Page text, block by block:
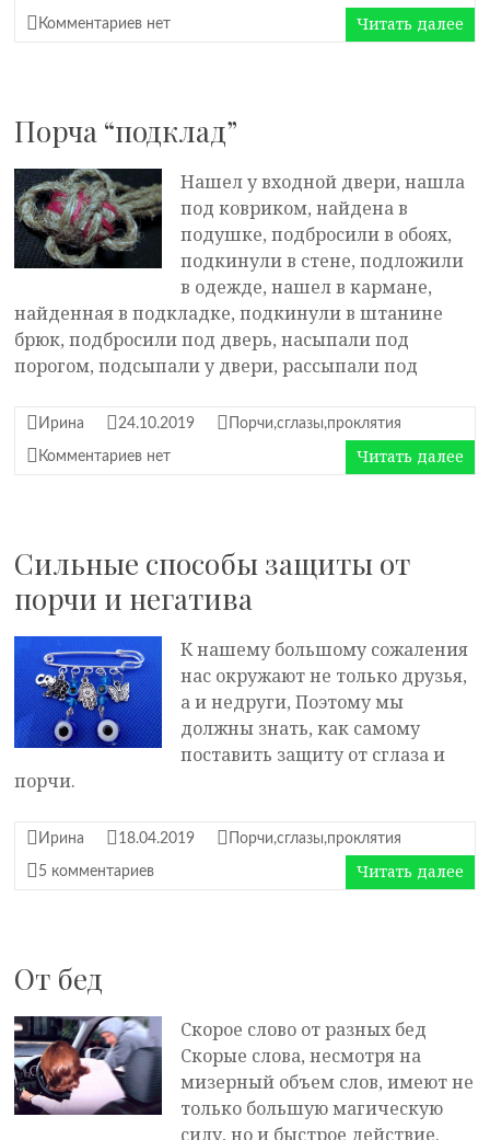
Комментариев нет Читать далее
Порча “подклад”
Нашел у входной двери, нашла
под ковриком, найдена в
подушке, подбросили в обоях,
подкинули в стене, подложили
в одежде, нашел в кармане,
найденная в подкладке, подкинули в штанине
брюк, подбросили под дверь, насыпали под
порогом, подсыпали у двери, рассыпали под
Ирина 24.10.2019 Порчи,сглазы,проклятия
Комментариев нет Читать далее
Сильные способы защиты от
порчи и негатива
К нашему большому сожаления
нас окружают не только друзья,
а и недруги, Поэтому мы
должны знать, как самому
поставить защиту от сглаза и
порчи.
Ирина 18.04.2019 Порчи,сглазы,проклятия
5 комментариев Читать далее
От бед
Скорое слово от разных бед
Скорые слова, несмотря на
мизерный объем слов, имеют не
только большую магическую
силу, но и быстрое действие.